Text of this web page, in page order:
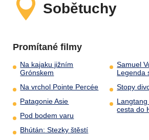
Sobětuchy
Promítané filmy
Na kajaku jižním
Grónskem
Na vrchol Pointe Percée
Patagonie Asie
Pod bodem varu
Bhútán: Stezky štěstí
Samuel
Legenda
Stopy
cesta do